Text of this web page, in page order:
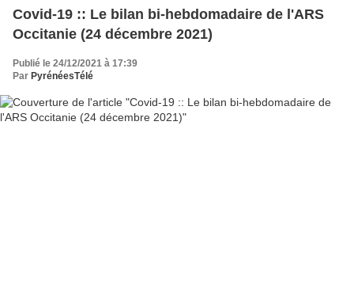
Covid-19 :: Le bilan bi-hebdomadaire de l'ARS
Occitanie (24 décembre 2021)
Publié le 24/12/2021 à 17:39
Par PyrénéesTélé